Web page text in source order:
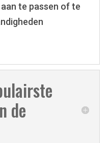
te passen of te
de